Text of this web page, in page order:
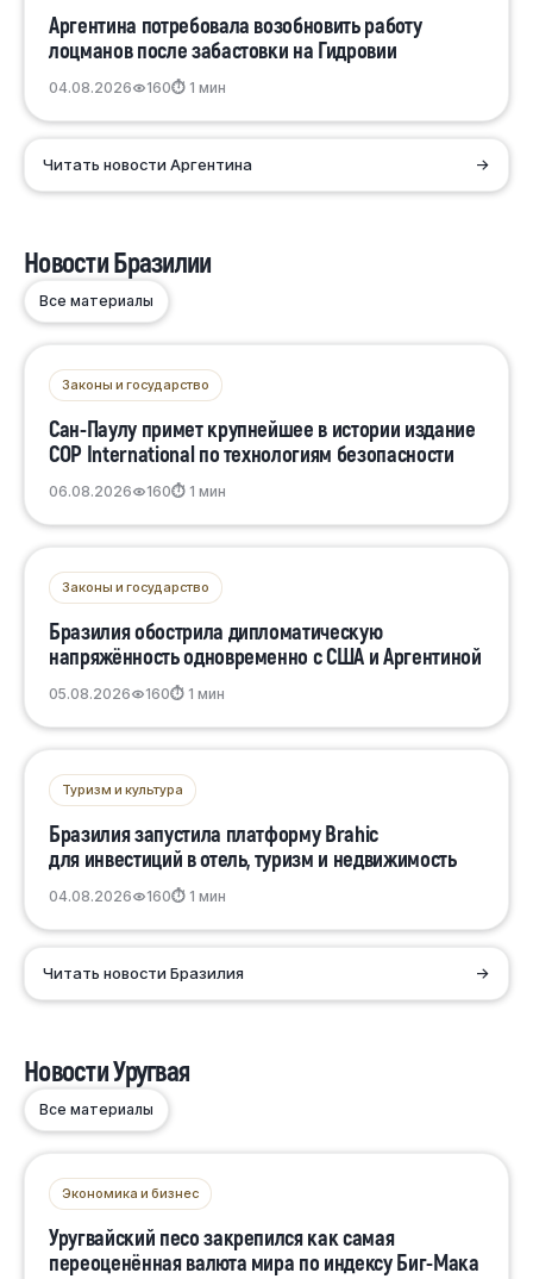
Аргентина потребовала возобновить работу
лоцманов после забастовки на Гидровии
04.08.2026 160⏱ 1 мин
Читать новости Аргентина →
Новости Бразилии
Все материалы
Законы и государство
Сан-Паулу примет крупнейшее в истории издание
COP International по технологиям безопасности
06.08.2026 160⏱ 1 мин
Законы и государство
Бразилия обострила дипломатическую
напряжённость одновременно с США и Аргентиной
05.08.2026 160⏱ 1 мин
Туризм и культура
Бразилия запустила платформу Brahic
для инвестиций в отель, туризм и недвижимость
04.08.2026 160⏱ 1 мин
Читать новости Бразилия →
Новости Уругвая
Все материалы
Экономика и бизнес
Уругвайский песо закрепился как самая
переоценённая валюта мира по индексу Биг-Мака